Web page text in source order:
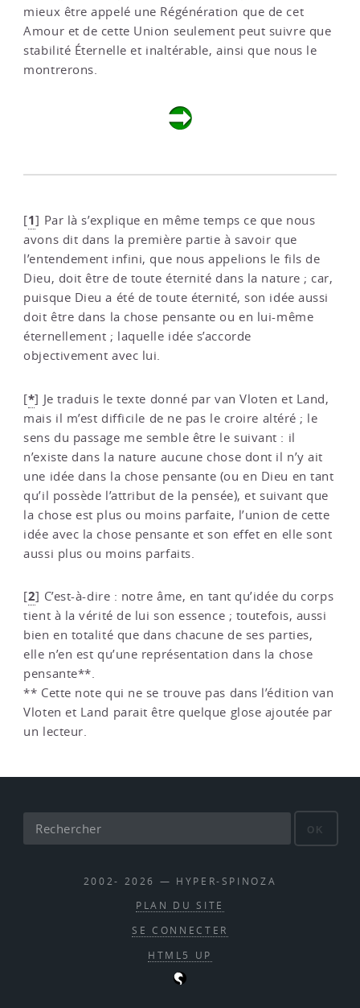
mieux être appelé une Régénération que de cet
Amour et de cette Union seulement peut suivre que
stabilité Éternelle et inaltérable, ainsi que nous le
montrerons.
[1] Par là s’explique en même temps ce que nous
avons dit dans la première partie à savoir que
l’entendement infini, que nous appelions le fils de
Dieu, doit être de toute éternité dans la nature ; car,
puisque Dieu a été de toute éternité, son idée aussi
doit être dans la chose pensante ou en lui-même
éternellement ; laquelle idée s’accorde
objectivement avec lui.
[*] Je traduis le texte donné par van Vloten et Land,
mais il m’est difficile de ne pas le croire altéré ; le
sens du passage me semble être le suivant : il
n’existe dans la nature aucune chose dont il n’y ait
une idée dans la chose pensante (ou en Dieu en tant
qu’il possède l’attribut de la pensée), et suivant que
la chose est plus ou moins parfaite, l’union de cette
idée avec la chose pensante et son effet en elle sont
aussi plus ou moins parfaits.
[2] C’est-à-dire : notre âme, en tant qu’idée du corps
tient à la vérité de lui son essence ; toutefois, aussi
bien en totalité que dans chacune de ses parties,
elle n’en est qu’une représentation dans la chose
pensante**.
** Cette note qui ne se trouve pas dans l’édition van
Vloten et Land parait être quelque glose ajoutée par
un lecteur.
OK
2002- 2026 — HYPER-SPINOZA
PLAN DU SITE
SE CONNECTER
HTML5 UP